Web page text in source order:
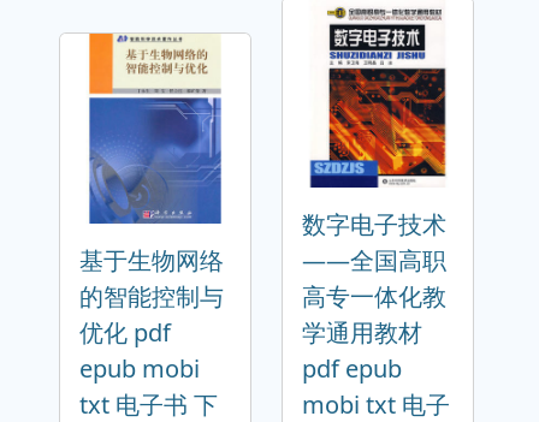
基于生物网络
的智能控制与
优化 pdf
epub mobi
txt 电子书 下
数字电子技术
——全国高职
高专一体化教
学通用教材
pdf epub
mobi txt 电子